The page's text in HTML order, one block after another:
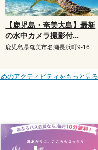
【鹿児島・奄美大島】最新
の水中カメラ撮影付...
鹿児島県奄美市名瀬長浜町9-16
のアクティビティをもっと見る